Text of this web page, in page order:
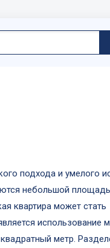
подхода и умелого
небольшой
квартира может стать
использование
метр.